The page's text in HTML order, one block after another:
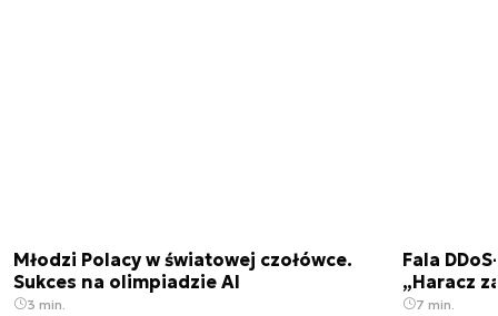
Młodzi Polacy w światowej czołówce.
Sukces na olimpiadzie AI
3 min.
Fala
„Haracz
7 min.